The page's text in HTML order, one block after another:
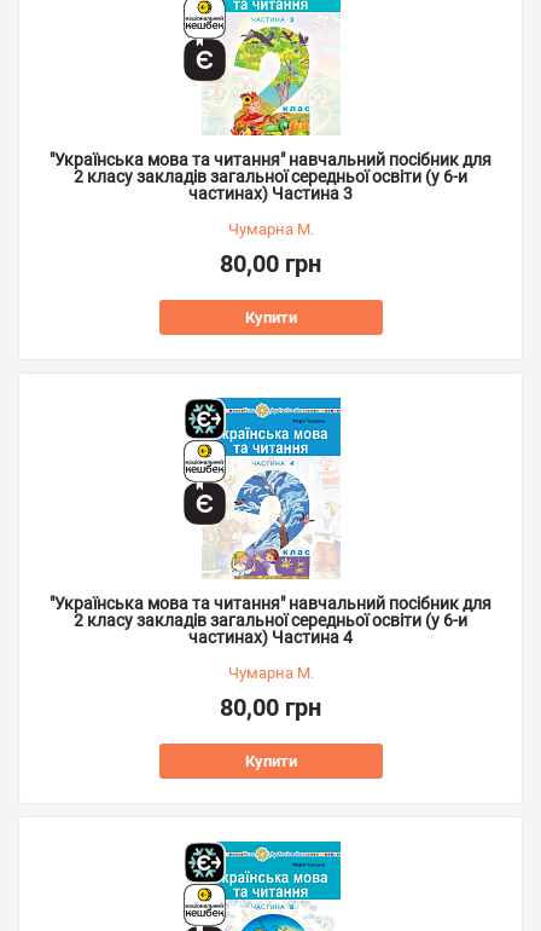
"Українська мова та читання" навчальний посібник для
2 класу закладів загальної середньої освіти (у 6-и
частинах) Частина 3
Чумарна М.
80,00 грн
Купити
"Українська мова та читання" навчальний посібник для
2 класу закладів загальної середньої освіти (у 6-и
частинах) Частина 4
Чумарна М.
80,00 грн
Купити